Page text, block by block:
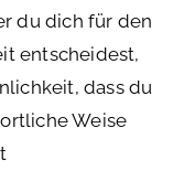
du dich für den
entscheidest,
dass du
Weise